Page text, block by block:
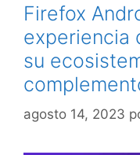
o
r
í
a
Firefox
experiencia
su
agosto 14, 2023